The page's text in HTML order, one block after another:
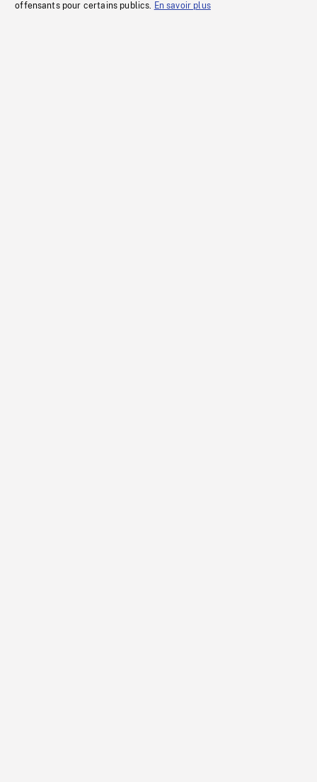
offensants pour certains publics. En savoir plus